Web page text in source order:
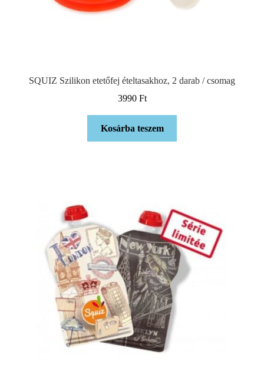
SQUIZ Szilikon etetőfej ételtasakhoz, 2 darab / csomag
3990 Ft
Kosárba teszem